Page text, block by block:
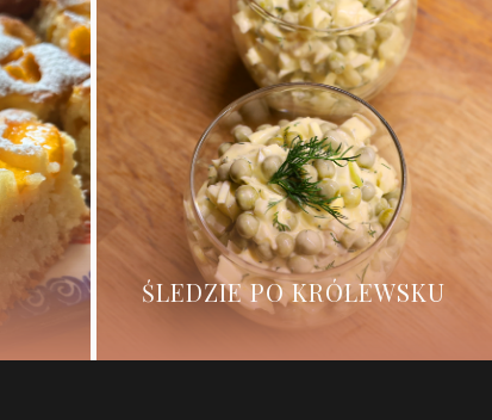
ŚLEDZIE PO KRÓLEWSKU